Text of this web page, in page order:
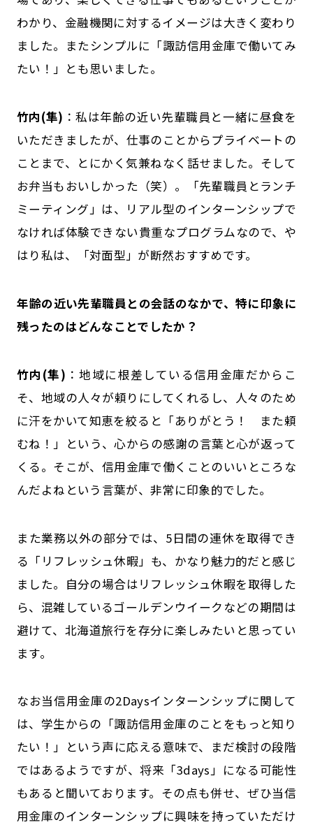
わかり、金融機関に対するイメージは大きく変わり
ました。またシンプルに「諏訪信用金庫で働いてみ
たい！」とも思いました。
竹内(隼) ：私は年齢の近い先輩職員と一緒に昼食を
いただきましたが、仕事のことからプライベートの
ことまで、とにかく気兼ねなく話せました。そして
お弁当もおいしかった（笑）。「先輩職員とランチ
ミーティング」は、リアル型のインターンシップで
なければ体験できない貴重なプログラムなので、や
はり私は、「対面型」が断然おすすめです。
――年齢の近い先輩職員との会話のなかで、特に印象に
残ったのはどんなことでしたか？
竹内(隼) ：地域に根差している信用金庫だからこ
そ、地域の人々が頼りにしてくれるし、人々のため
に汗をかいて知恵を絞ると「ありがとう！ また頼
むね！」という、心からの感謝の言葉と心が返って
くる。そこが、信用金庫で働くことのいいところな
んだよね――という言葉が、非常に印象的でした。
また業務以外の部分では、5日間の連休を取得でき
る「リフレッシュ休暇」も、かなり魅力的だと感じ
ました。自分の場合はリフレッシュ休暇を取得した
ら、混雑しているゴールデンウイークなどの期間は
避けて、北海道旅行を存分に楽しみたいと思ってい
ます。
なお当信用金庫の2Daysインターンシップに関して
は、学生からの「諏訪信用金庫のことをもっと知り
たい！」という声に応える意味で、まだ検討の段階
ではあるようですが、将来「3days」になる可能性
もあると聞いております。その点も併せ、ぜひ当信
用金庫のインターンシップに興味を持っていただけ